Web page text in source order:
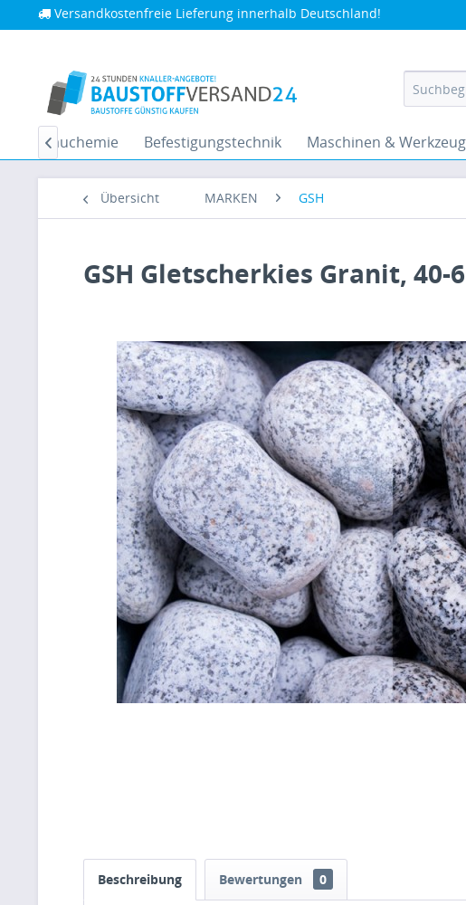
Versandkostenfreie Lieferung innerhalb Deutschland!
Bauchemie Befestigungstechnik Maschinen &

Übersicht MARKEN GSH
GSH Gletscherkies Granit, 40-
Beschreibung Bewertungen 0